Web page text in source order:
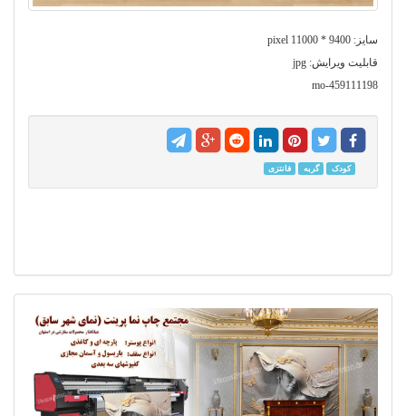
سایز: 9400 * 11000 pixel
قابلیت ویرایش: jpg
mo-459111198
کودک گربه فانتزی